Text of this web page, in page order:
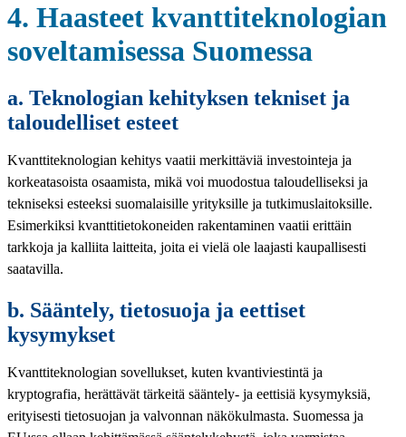
4. Haasteet kvanttiteknologian
soveltamisessa Suomessa
a. Teknologian kehityksen tekniset ja
taloudelliset esteet
Kvanttiteknologian kehitys vaatii merkittäviä investointeja ja
korkeatasoista osaamista, mikä voi muodostua taloudelliseksi ja
tekniseksi esteeksi suomalaisille yrityksille ja tutkimuslaitoksille.
Esimerkiksi kvanttitietokoneiden rakentaminen vaatii erittäin
tarkkoja ja kalliita laitteita, joita ei vielä ole laajasti kaupallisesti
saatavilla.
b. Sääntely, tietosuoja ja eettiset
kysymykset
Kvanttiteknologian sovellukset, kuten kvantiviestintä ja
kryptografia, herättävät tärkeitä sääntely- ja eettisiä kysymyksiä,
erityisesti tietosuojan ja valvonnan näkökulmasta. Suomessa ja